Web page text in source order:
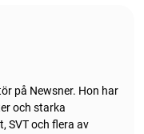
på Newsner. Hon har
och starka
SVT och flera av